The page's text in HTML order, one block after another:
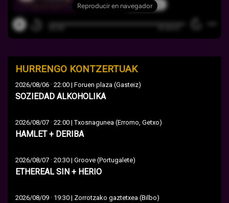
HURRENGO KONTZERTUAK
2026/08/06 · 22:00 | Foruen plaza (Gasteiz)
SOZIEDAD ALKOHOLIKA
2026/08/07 · 22:00 | Txosnagunea (Erromo, Getxo)
HAMLET + DERIBA
2026/08/07 · 20:30 | Groove (Portugalete)
ETHEREAL SIN + HERIO
2026/08/09 · 19:30 | Zorrotzako gaztetxea (Bilbo)